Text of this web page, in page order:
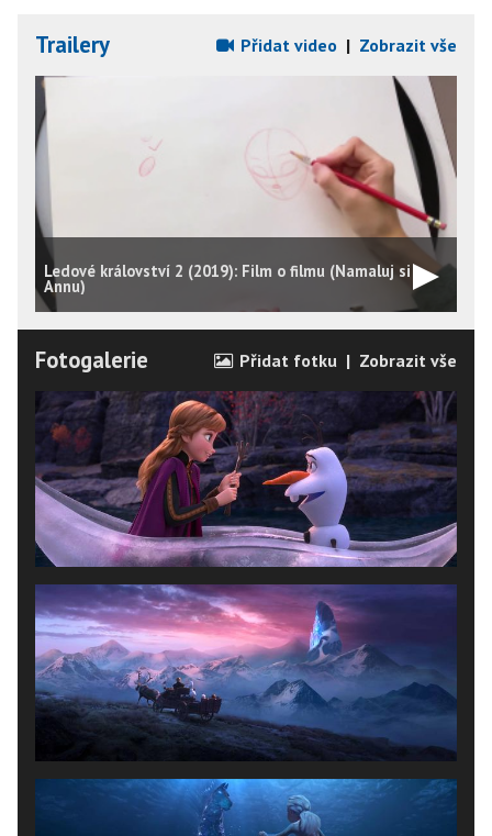
Trailery Přidat video | Zobrazit vše
Ledové království 2 (2019): Film o filmu (Namaluj si
Annu)
Fotogalerie Přidat fotku | Zobrazit vše